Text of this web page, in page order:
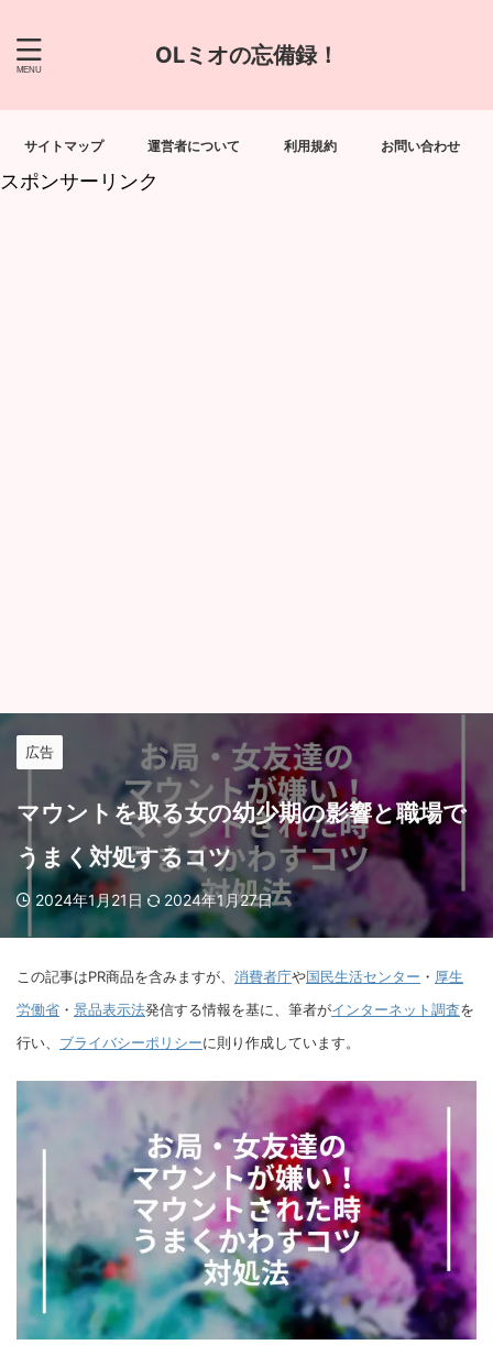
OLミオの忘備録！
サイトマップ 運営者について 利用規約 お問い合わせ
スポンサーリンク
広告
マウントを取る女の幼少期の影響と職場で
うまく対処するコツ
2024年1月21日 2024年1月27日
この記事はPR商品を含みますが、 消費者庁や国民生活センター ・ 厚生
労働省 ・ 景品表示法発信する情報を基に、筆者がインターネット調査を
行い、 ブライバシーポリシーに則り作成しています。